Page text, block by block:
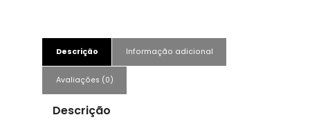
Descrição Informação adicional
Avaliações (0)
Descrição